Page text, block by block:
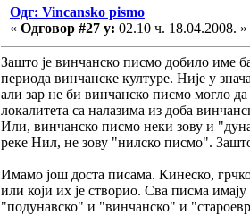
Одг: Vincansko pismo
« Одговор #27 у: 02.10 ч. 18.04.2008. »
Зашто је винчанско писмо добило име
периода винчанске културе. Није у
али зар не би винчанско писмо могло
локалитета са налазима из доба
Или, винчанско писмо неки зову и
реке Нил, не зову "нилско писмо".
Имамо још доста писама. Кинеско,
или који их је створио. Сва писма
"подунавско" и "винчанско" и